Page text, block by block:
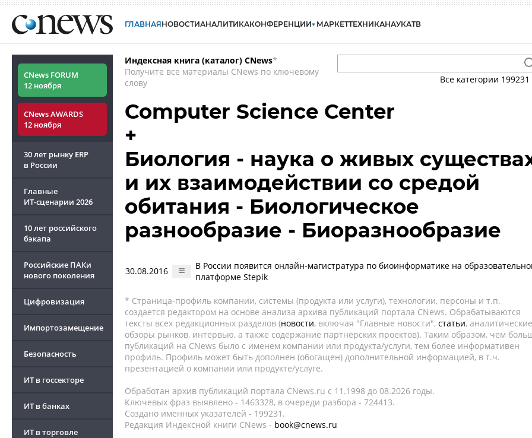
ГЛАВНАЯНОВОСТИАНАЛИТИКАКОНФЕРЕНЦИИ МАРКЕТТЕХНИКАНАУКАТВ
CNews FORUM
12 ноября
CNews AWARDS
12 ноября
30 лет рынку ERP
в России
Главные
ИТ-сценарии 2026
10 лет российского
бэкапа
Российские ПАКи
нового поколения
Цифровизация
Импортозамещение
Безопасность
ИТ в госсекторе
ИТ в банках
ИТ в торговле
Индексная книга (каталог) CNews*
Получите все материалы CNews по ключевому
слову
Все категории 199231
Computer Science Center
+
Биология - наука о живых
и их взаимодействии со средой
обитания - Биологическое
разнообразие - Биоразнообразие
30.08.2016
В России появится онлайн-магистратура по биоинформатике на
платформе Stepik
* Страница-профиль компании, системы (продукта или услуги), технологии, персоны и т.п.
создается редактором на основе анализа архива публикаций портала CNews. Обрабатываются
тексты всех редакционных разделов (новости, включая "Главные новости", статьи, аналитические
обзоры рынков, интервью, а также содержание партнёрских проектов). Таким образом, чем
публикаций на CNews было с именем компании или продукта/услуги, тем более информативен
профиль. Профиль может быть дополнен (обогащен) дополнительной информацией, в т.ч.
презентацией о компании или продукте/услуге.
Обработан архив публикаций портала CNews.ru c 11.1998 до 08.2026 годы.
Ключевых фраз выявлено - 1463328, в очереди разбора - 724413.
Создано именных указателей - 199231.
Редакция Индексной книги CNews - book@cnews.ru